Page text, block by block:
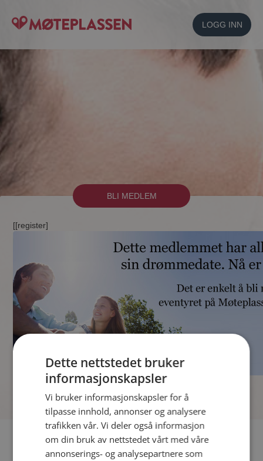
LOGG INN
BLI MEDLEM
[[register]
Fler single
Dette nettstedet bruker
informasjonskapsler
Vi bruker informasjonskapsler for å
tilpasse innhold, annonser og analysere
trafikken vår. Vi deler også informasjon
om din bruk av nettstedet vårt med våre
annonserings- og analysepartnere som